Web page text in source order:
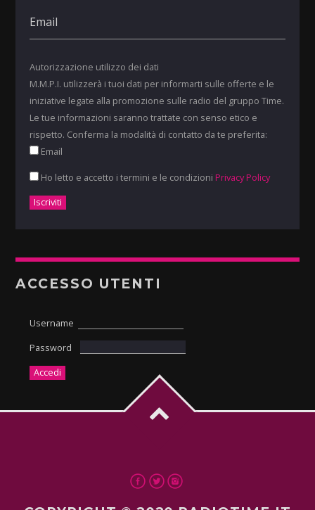
Autorizzazione utilizzo dei dati
M.M.P.I. utilizzerà i tuoi dati per informarti sulle offerte e le
iniziative legate alla promozione sulle radio del gruppo Time.
Le tue informazioni saranno trattate con senso etico e
rispetto. Conferma la modalità di contatto da te preferita:
Email
Ho letto e accetto i termini e le condizioni Privacy Policy
ACCESSO UTENTI
Username
Password